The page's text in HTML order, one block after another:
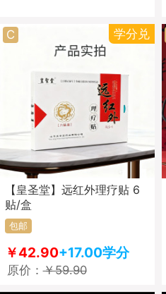
C 学分兑
【皇圣堂】远红外理疗贴 6
贴/盒
包邮
￥42.90+17.00学分
原价：￥59.90